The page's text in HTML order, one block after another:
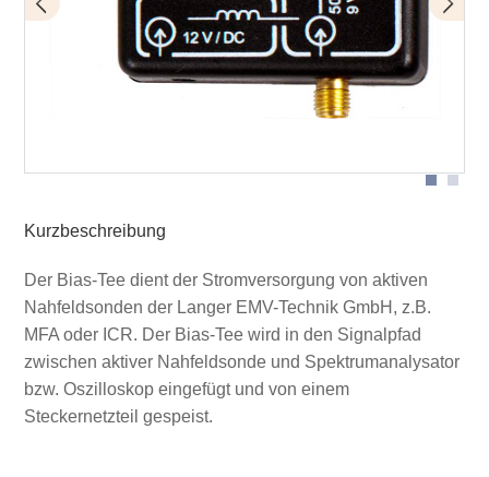
Kurzbeschreibung
Der Bias-Tee dient der Stromversorgung von aktiven
Nahfeldsonden der Langer EMV-Technik GmbH, z.B.
MFA oder ICR. Der Bias-Tee wird in den Signalpfad
zwischen aktiver Nahfeldsonde und Spektrumanalysator
bzw. Oszilloskop eingefügt und von einem
Steckernetzteil gespeist.